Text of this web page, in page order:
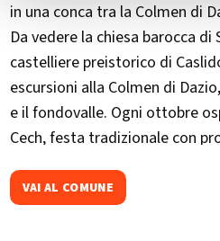
in una conca tra la Colmen di
Da vedere la chiesa barocca
castelliere preistorico di
escursioni alla Colmen di
e il fondovalle. Ogni ottobre
Cech, festa tradizionale con
VAI AL COMUNE